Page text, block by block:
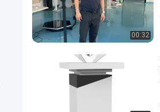
00:32